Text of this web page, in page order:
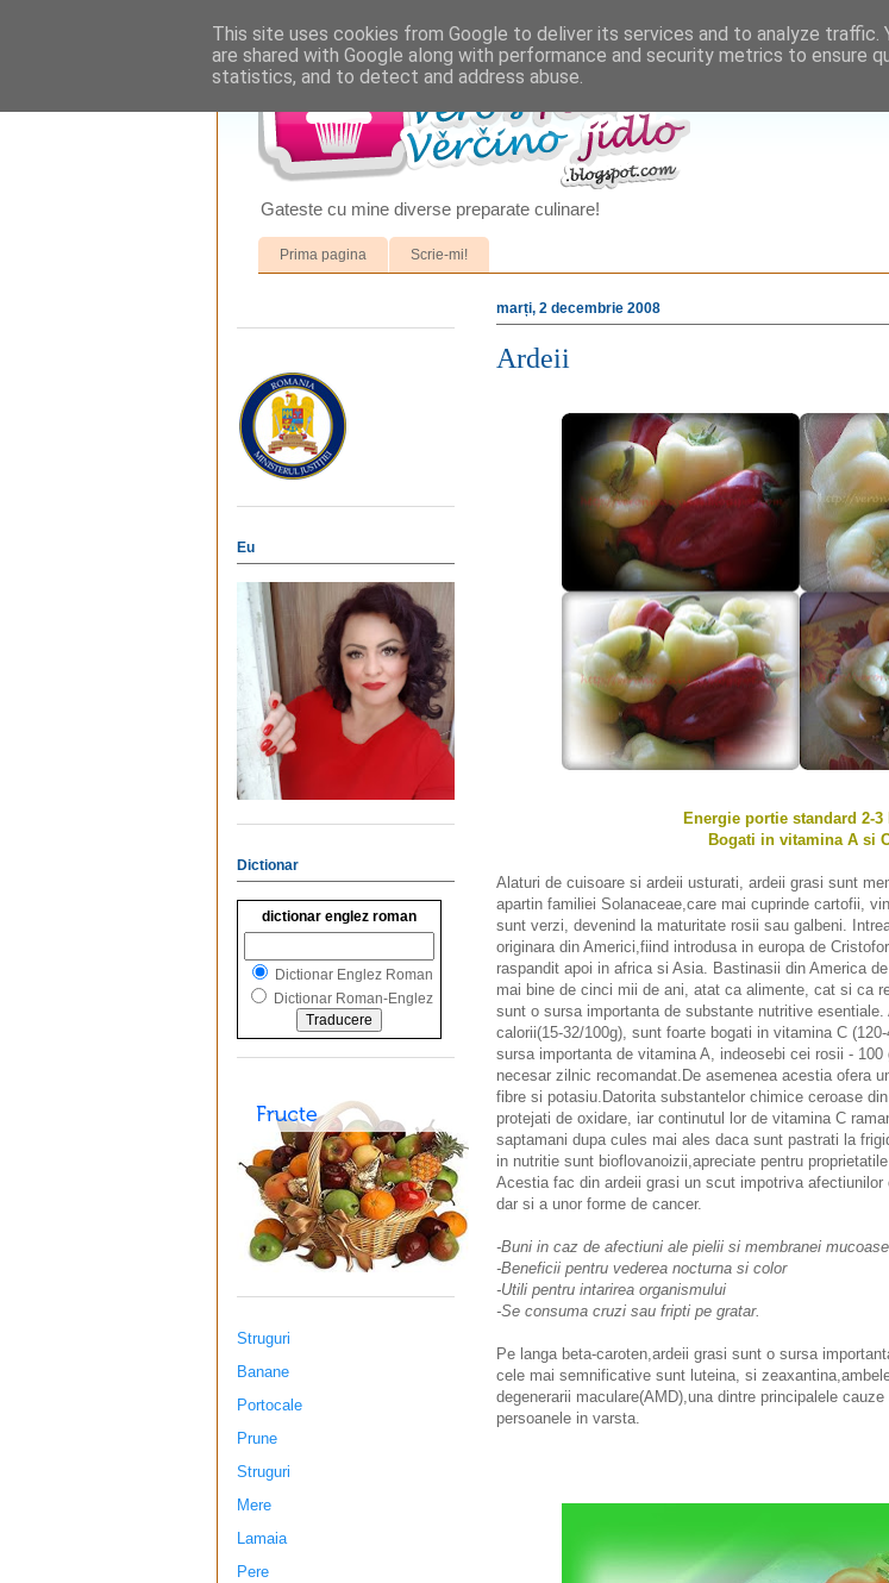
Gateste cu mine diverse preparate culinare!
Prima pagina Scrie-mi!
marți, 2 decembrie 2008
Ardeii
Energie portie standard 2-3
Bogati in vitamina A si
Alaturi de cuisoare si ardeii usturati, ardeii grasi sunt
apartin familiei Solanaceae,care mai cuprinde cartofii,
sunt verzi, devenind la maturitate rosii sau galbeni.
originara din Americi,fiind introdusa in europa de
raspandit apoi in africa si Asia. Bastinasii din America
mai bine de cinci mii de ani, atat ca alimente, cat si ca
sunt o sursa importanta de substante nutritive
calorii(15-32/100g), sunt foarte bogati in vitamina C
sursa importanta de vitamina A, indeosebi cei rosii - 100
necesar zilnic recomandat.De asemenea acestia ofera
fibre si potasiu.Datorita substantelor chimice ceroase
protejati de oxidare, iar continutul lor de vitamina C
saptamani dupa cules mai ales daca sunt pastrati la
in nutritie sunt bioflovanoizii,apreciate pentru
Acestia fac din ardeii grasi un scut impotriva
dar si a unor forme de cancer.
-Buni in caz de afectiuni ale pielii si membranei mucoase
-Beneficii pentru vederea nocturna si color
-Utili pentru intarirea organismului
-Se consuma cruzi sau fripti pe gratar.
Pe langa beta-caroten,ardeii grasi sunt o sursa
cele mai semnificative sunt luteina, si
degenerarii maculare(AMD),una dintre principalele
persoanele in varsta.
Eu
Dictionar
dictionar englez roman
Dictionar Englez Roman
Dictionar Roman-Englez
Struguri
Banane
Portocale
Prune
Struguri
Mere
Lamaia
Pere
This site uses cookies from Google to deliver its services and to analyze traffic.
are shared with Google along with performance and security metrics to ensure
statistics, and to detect and address abuse.